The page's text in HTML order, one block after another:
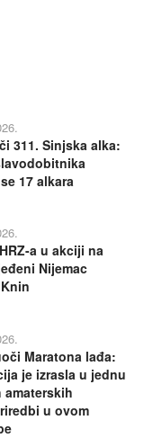
311. Sinjska alka:
17 alkara
a u akciji na
Nijemac
Maratona lađa:
je izrasla u jednu
u ovom